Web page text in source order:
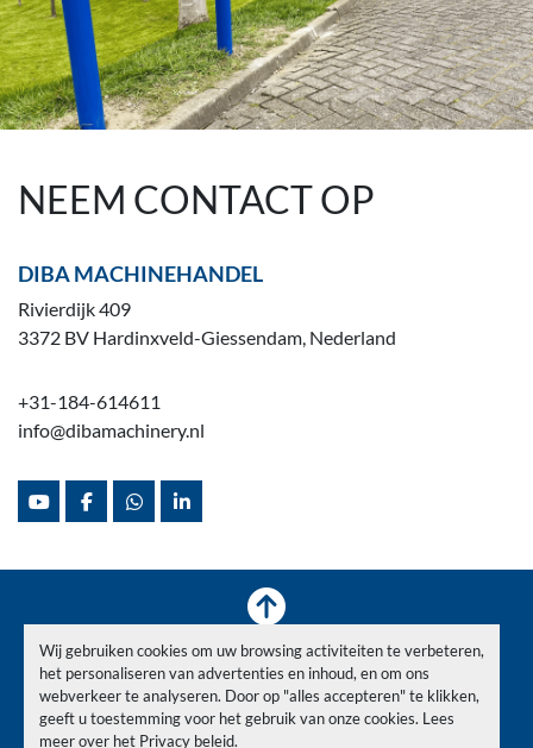
Wij gebruiken cookies om uw browsing activiteiten te verbeteren,
het personaliseren van advertenties en inhoud, en om ons
webverkeer te analyseren. Door op "alles accepteren" te klikken,
geeft u toestemming voor het gebruik van onze cookies. Lees
meer over het Privacy beleid.
NEEM CONTACT OP
DIBA MACHINEHANDEL
Rivierdijk 409
3372 BV Hardinxveld-Giessendam, Nederland
+31-184-614611
info@dibamachinery.nl
youtubefacebookwhatsapplinkedin
Voorraad Verkocht Nieuws Over ons
Contact
Privacy Policy